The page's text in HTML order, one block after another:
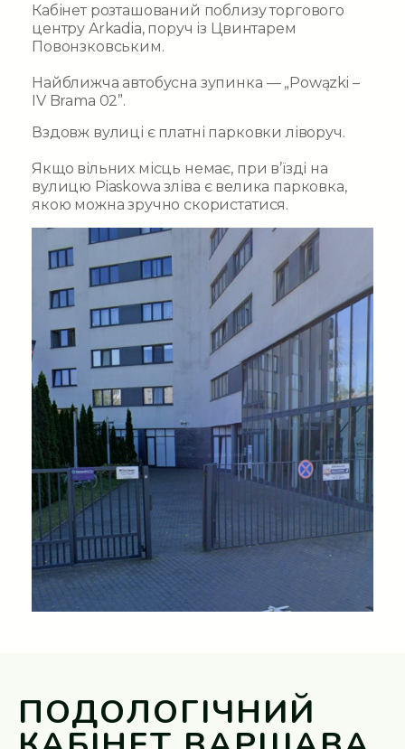
Кабінет розташований поблизу торгового
центру Arkadia, поруч із Цвинтарем
Повонзковським.
Найближча автобусна зупинка — „Powązki –
IV Brama 02”.
Вздовж вулиці є платні парковки ліворуч.
Якщо вільних місць немає, при в’їзді на
вулицю Piaskowa зліва є велика парковка,
якою можна зручно скористатися.
ПОДОЛОГІЧНИЙ